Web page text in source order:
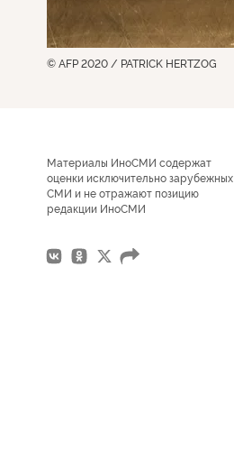
© AFP 2020 / PATRICK HERTZOG
Материалы ИноСМИ содержат
оценки исключительно зарубежных
СМИ и не отражают позицию
редакции ИноСМИ